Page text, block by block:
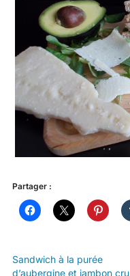
Partager :
Sandwich à la purée
d’aubergine et jambon cru